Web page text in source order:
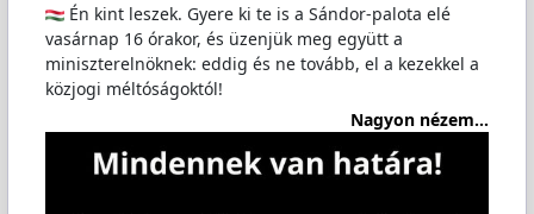
Én kint leszek. Gyere ki te is a Sándor-palota elé
vasárnap 16 órakor, és üzenjük meg együtt a
miniszterelnöknek: eddig és ne tovább, el a kezekkel a
közjogi méltóságoktól!
Nagyon nézem...